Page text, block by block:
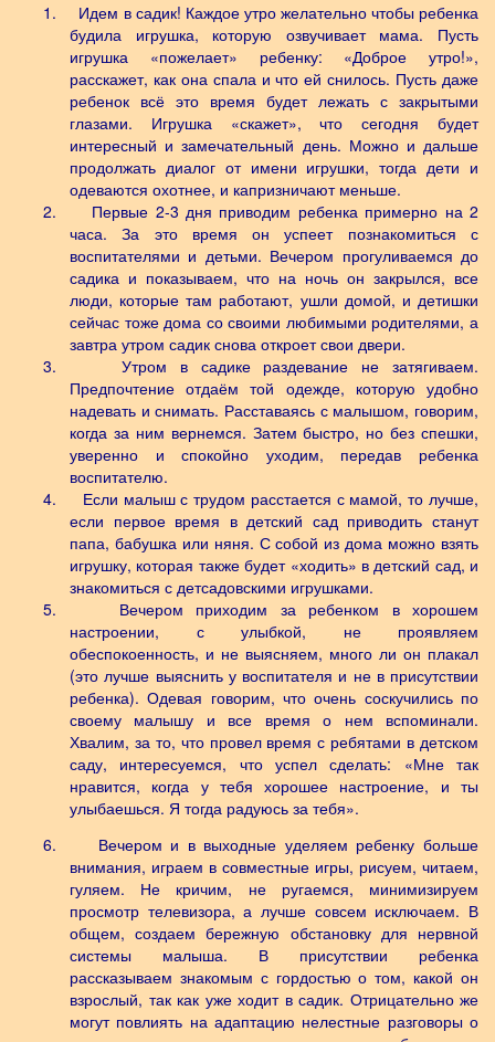
1.
Идем в садик! Каждое утро желательно чтобы ребенка
будила игрушка, которую озвучивает мама. Пусть
игрушка «пожелает» ребенку: «Доброе утро!»,
расскажет, как она спала и что ей снилось. Пусть даже
ребенок всё это время будет лежать с закрытыми
глазами. Игрушка «скажет», что сегодня будет
интересный и замечательный день. Можно и дальше
продолжать диалог от имени игрушки, тогда дети и
одеваются охотнее, и капризничают меньше.
2.
Первые 2-3 дня приводим ребенка примерно на 2
часа. За это время он успеет познакомиться с
воспитателями и детьми. Вечером прогуливаемся до
садика и показываем, что на ночь он закрылся, все
люди, которые там работают, ушли домой, и детишки
сейчас тоже дома со своими любимыми родителями, а
завтра утром садик снова откроет свои двери.
3.
Утром в садике раздевание не затягиваем.
Предпочтение отдаём той одежде, которую удобно
надевать и снимать. Расставаясь с малышом, говорим,
когда за ним вернемся. Затем быстро, но без спешки,
уверенно и спокойно уходим, передав ребенка
воспитателю.
4.
Если малыш с трудом расстается с мамой, то лучше,
если первое время в детский сад приводить станут
папа, бабушка или няня. С собой из дома можно взять
игрушку, которая также будет «ходить» в детский сад, и
знакомиться с детсадовскими игрушками.
5.
Вечером приходим за ребенком в хорошем
настроении, с улыбкой, не проявляем
обеспокоенность, и не выясняем, много ли он плакал
(это лучше выяснить у воспитателя и не в присутствии
ребенка). Одевая говорим, что очень соскучились по
своему малышу и все время о нем вспоминали.
Хвалим, за то, что провел время с ребятами в детском
саду, интересуемся, что успел сделать: «Мне так
нравится, когда у тебя хорошее настроение, и ты
улыбаешься. Я тогда радуюсь за тебя».
6. Вечером и в выходные уделяем ребенку больше
внимания, играем в совместные игры, рисуем, читаем,
гуляем. Не кричим, не ругаемся, минимизируем
просмотр телевизора, а лучше совсем исключаем. В
общем, создаем бережную обстановку для нервной
системы малыша. В присутствии ребенка
рассказываем знакомым с гордостью о том, какой он
взрослый, так как уже ходит в садик. Отрицательно же
могут повлиять на адаптацию нелестные разговоры о